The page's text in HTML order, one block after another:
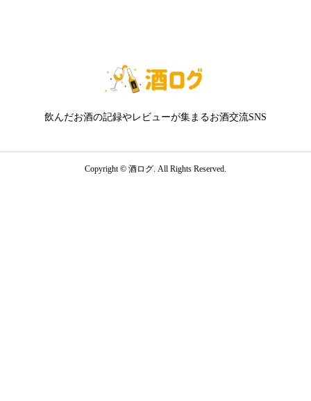
飲んだお酒の記録やレビューが集まるお酒交流SNS
Copyright © 酒ログ. All Rights Reserved.